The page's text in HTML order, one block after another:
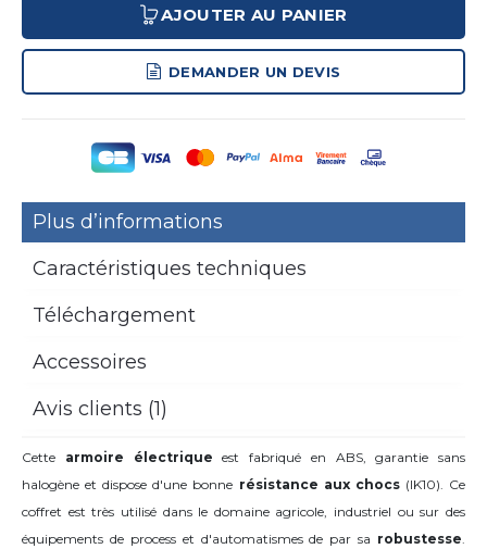
AJOUTER AU PANIER
DEMANDER UN DEVIS
Plus d’informations
Caractéristiques techniques
Téléchargement
Accessoires
Avis clients (1)
Cette armoire électrique est fabriqué en ABS, garantie sans
halogène et dispose d'une bonne résistance aux chocs(IK10). Ce
coffret est très utilisé dans le domaine agricole, industriel ou sur des
équipements de process et d'automatismes de par sa robustesse.